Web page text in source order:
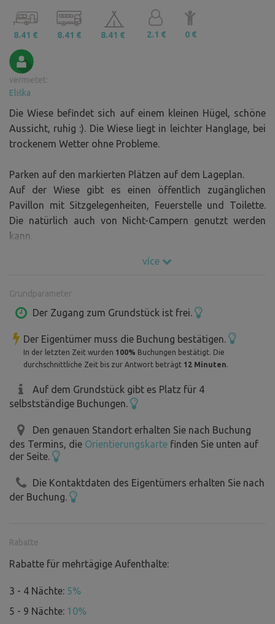
8.41 € 8.41 € 8.41 € 2.1 € 0 €
vermietet:
Eliška
Die Wiese befindet sich auf einem kleinen Hügel, schöne
Aussicht, ruhig :). Die Wiese liegt in leichter Hanglage, bei
trockenem Wetter ohne Probleme.
Parken auf den markierten Plätzen auf dem Lageplan.
Auf der Wiese gibt es einen öffentlich zugänglichen
Pavillon mit Sitzgelegenheiten, Feuerstelle und Toilette.
Die natürlich auch von Nicht-Campern genutzt werden
kann.
více
Grundparameter
Der Zugang zum Grundstück ist frei.
Der Eigentümer muss die Buchung bestätigen.
In der letzten Zeit wurden 100% Buchungen bestätigt. Die
durchschnittliche Zeit bis zur Antwort beträgt 12 Minuten.
Auf dem Grundstück gibt es Platz für 4
selbstständige Buchungen.
Den genauen Standort erhalten Sie nach Buchung
des Termins, die Orientierungskarte finden Sie unten auf
der Seite.
Die Kontaktdaten des Eigentümers erhalten Sie nach
der Buchung.
Rabatte
Rabatte für mehrtägige Aufenthalte:
3 - 4 Nächte: 5%
5 - 9 Nächte: 10%